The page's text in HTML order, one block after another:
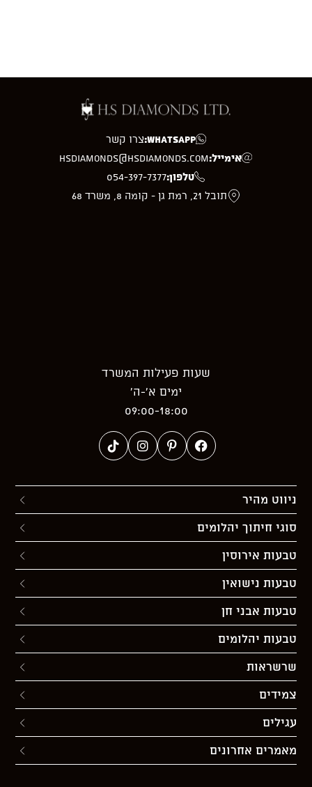
WhatsApp: צרו קשר
אימייל:hsdiamonds@hsdiamonds.com
טלפון:054-397-7377
תובל 21, רמת גן - קומה 8, משרד 68
שעות פעילות המשרד
ימים א’-ה’
09:00-18:00
ניווט מהיר
סוגי חיתוך יהלומים
טבעות אירוסין
טבעות נישואין
טבעות אבני חן
טבעות יהלומים
שרשראות
צמידים
עגילים
מאמרים אחרונים